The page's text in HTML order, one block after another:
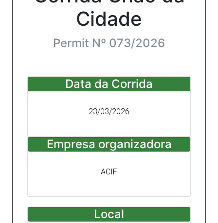
Cidade
Permit Nº 073/2026
Data da Corrida
23/03/2026
Empresa organizadora
ACIF
Local